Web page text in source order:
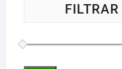
FILTRAR